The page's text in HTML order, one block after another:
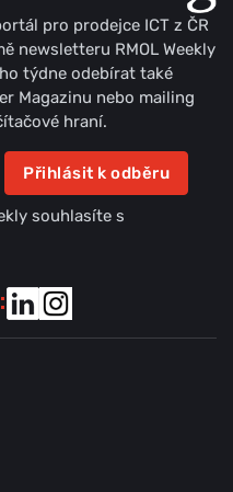
pro prodejce ICT z ČR
newsletteru RMOL Weekly
týdne odebírat také
Magazinu nebo mailing
hraní.
Přihlásit k odběru
souhlasíte s